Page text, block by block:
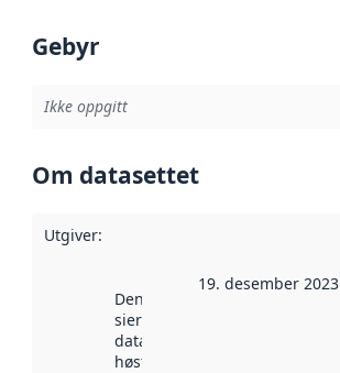
Gebyr
Ikke oppgitt
Om datasettet
Utgiver:
Denne datoen
sier når
datasettet ble
høstet av
19. desember 2023